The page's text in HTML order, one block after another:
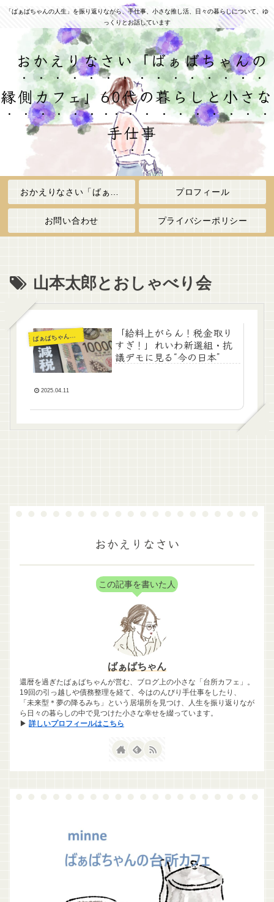
「ばぁばちゃんの人生」を振り返りながら、手仕事、小さな推し活、日々の暮らしについて、ゆ
っくりとお話しています
おかえりなさい「ばぁばちゃんの
縁側カフェ」60代の暮らしと小さな
手仕事
プロフィール
お問い合わせ プライバシーポリシー
山本太郎とおしゃべり会
ばぁばちゃんの暮らし
「給料上がらん！税金取り
すぎ！」れいわ新選組・抗
議デモに見る“今の日本”
2025.04.11
おかえりなさい
この記事を書いた人
ばぁばちゃん
還暦を過ぎたばぁばちゃんが営む、ブログ上の小さな「台所カフェ」。
19回の引っ越しや債務整理を経て、今はのんびり手仕事をしたり、
「未来型＊夢の降るみち」という居場所を見つけ、人生を振り返りなが
ら日々の暮らしの中で見つけた小さな幸せを綴っています。
▶ 詳しいプロフィールはこちら